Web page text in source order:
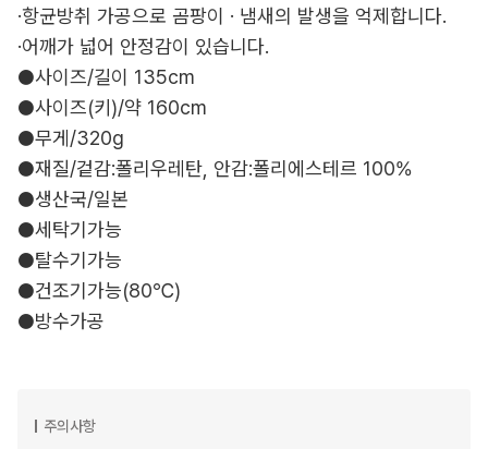
·항균방취 가공으로 곰팡이 · 냄새의 발생을 억제합니다.
·어깨가 넓어 안정감이 있습니다.
●사이즈/길이 135cm
●사이즈(키)/약 160cm
●무게/320g
●재질/겉감:폴리우레탄, 안감:폴리에스테르 100%
●생산국/일본
●세탁기가능
●탈수기가능
●건조기가능(80℃)
●방수가공
주의사항